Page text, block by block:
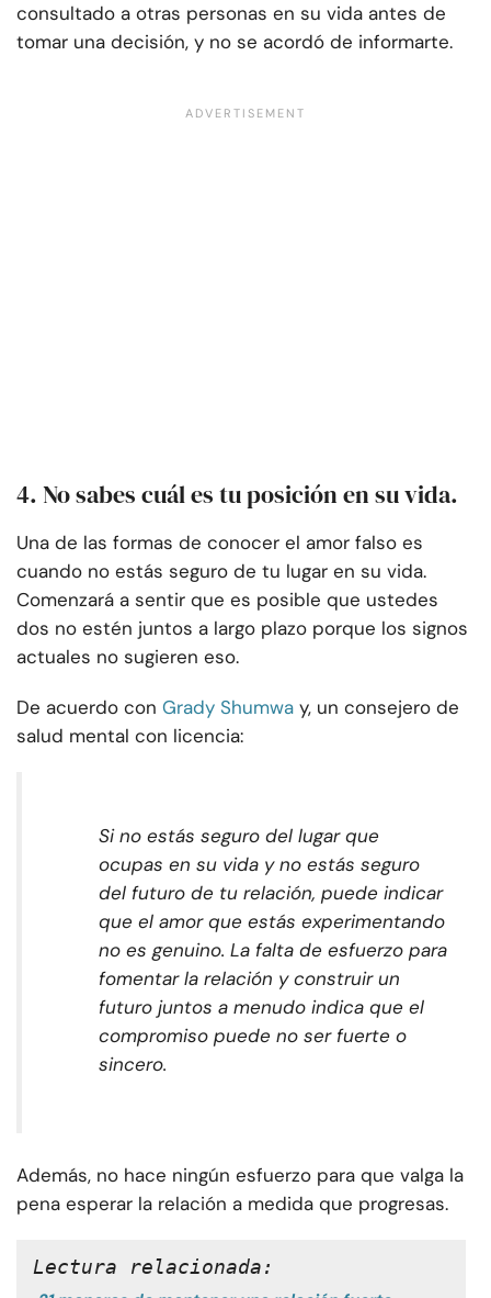
consultado a otras personas en su vida antes de
tomar una decisión, y no se acordó de informarte.
4. No sabes cuál es tu posición en su vida.
Una de las formas de conocer el amor falso es
cuando no estás seguro de tu lugar en su vida.
Comenzará a sentir que es posible que ustedes
dos no estén juntos a largo plazo porque los signos
actuales no sugieren eso.
De acuerdo con Grady Shumwa y, un consejero de
salud mental con licencia:
Si no estás seguro del lugar que
ocupas en su vida y no estás seguro
del futuro de tu relación, puede indicar
que el amor que estás experimentando
no es genuino. La falta de esfuerzo para
fomentar la relación y construir un
futuro juntos a menudo indica que el
compromiso puede no ser fuerte o
sincero.
Además, no hace ningún esfuerzo para que valga la
pena esperar la relación a medida que progresas.
Lectura relacionada: